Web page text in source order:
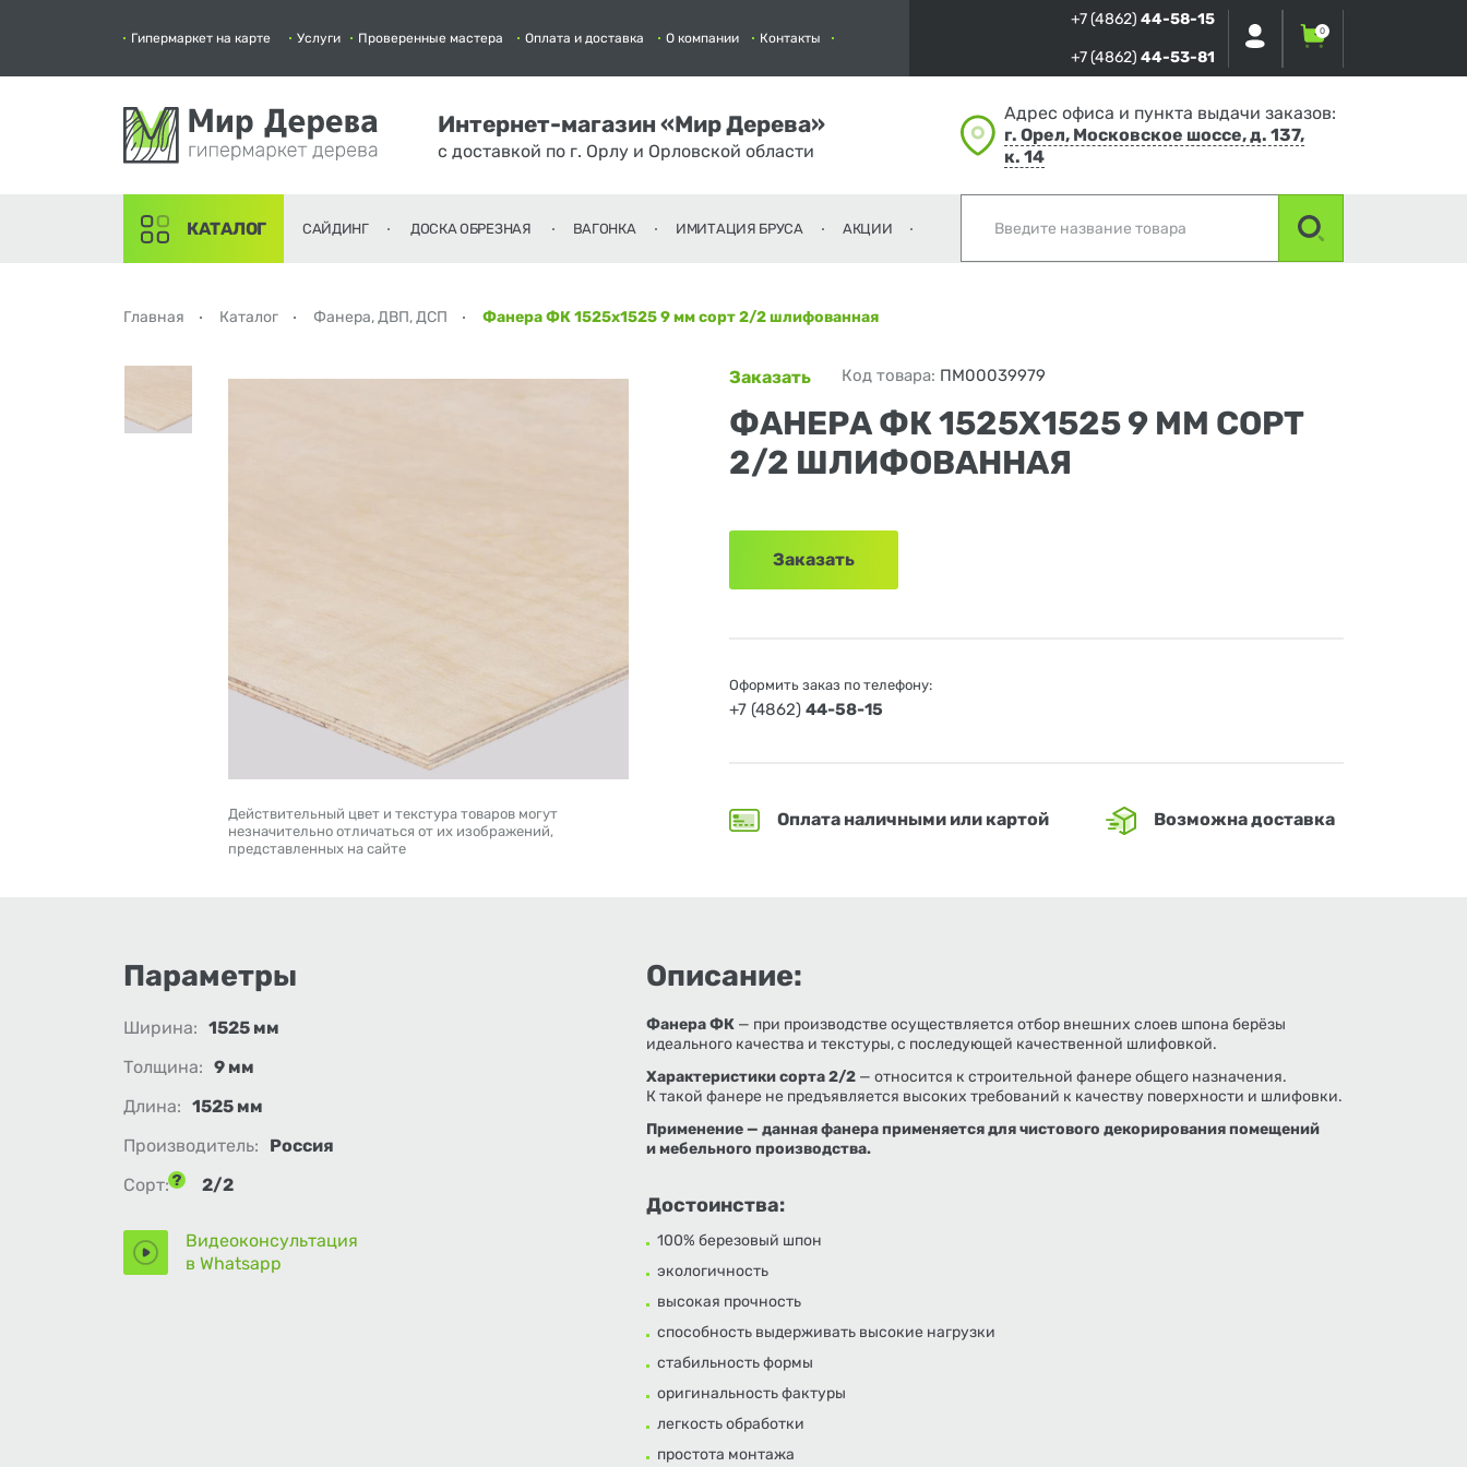
Гипермаркет на карте Услуги Проверенные мастера Оплата и доставка О компании Контакты
+7 (4862) 44-58-15
+7 (4862) 44-53-81
0
Интернет-магазин «Мир Дерева»
с доставкой по г. Орлу и Орловской области
Адрес офиса и пункта выдачи заказов:
г. Орел, Московское шоссе, д. 137,
к. 14
КАТАЛОГ САЙДИНГ ДОСКА ОБРЕЗНАЯ ВАГОНКА ИМИТАЦИЯ БРУСА АКЦИИ
Главная Каталог Фанера, ДВП, ДСП Фанера ФК 1525х1525 9 мм сорт 2/2 шлифованная
Действительный цвет и текстура товаров могут
незначительно отличаться от их изображений,
представленных на сайте
Заказать Код товара: ПМ00039979
ФАНЕРА ФК 1525Х1525 9 ММ СОРТ
2/2 ШЛИФОВАННАЯ
Заказать
Оформить заказ по телефону:
+7 (4862)44-58-15
Оплата наличными или картой Возможна доставка
Параметры
Ширина: 1525 мм
Толщина: 9 мм
Длина: 1525 мм
Производитель:
Россия
Сорт:
2/2
Видеоконсультация
в Whatsapp
Описание:
Фанера ФК — при производстве осуществляется отбор внешних слоев шпона берёзы
идеального качества и текстуры, с последующей качественной шлифовкой.
Характеристики сорта 2/2 — относится к строительной фанере общего назначения.
К такой фанере не предъявляется высоких требований к качеству поверхности и шлифовки.
Применение — данная фанера применяется для чистового декорирования помещений
и мебельного производства.
Достоинства:
100% березовый шпон
экологичность
высокая прочность
способность выдерживать высокие нагрузки
стабильность формы
оригинальность фактуры
легкость обработки
простота монтажа